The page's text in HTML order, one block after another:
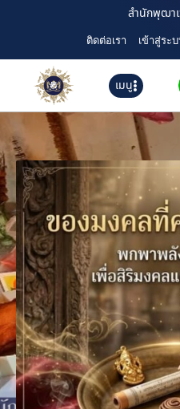
สำนักพุฒา
ติดต่อเรา เข้าสู่ระ
เมนู